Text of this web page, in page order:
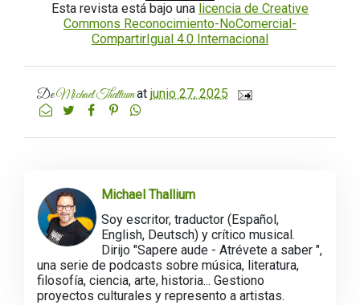
Esta revista está bajo una licencia de Creative
Commons Reconocimiento-NoComercial-
CompartirIgual 4.0 Internacional
DeMichael Thalliumat junio 27, 2025
Michael Thallium
Soy escritor, traductor (Español,
English, Deutsch) y crítico musical.
Dirijo "Sapere aude - Atrévete a saber ",
una serie de podcasts sobre música, literatura,
filosofía, ciencia, arte, historia... Gestiono
proyectos culturales y represento a artistas.